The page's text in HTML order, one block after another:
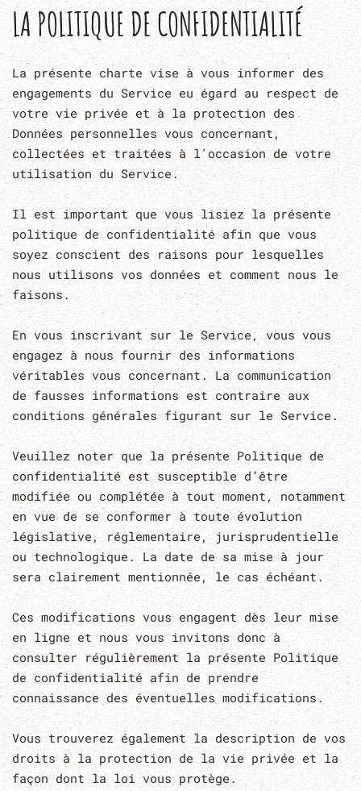
LA POLITIQUE DE CONFIDENTIALITÉ
La présente charte vise à vous informer des
engagements du Service eu égard au respect de
votre vie privée et à la protection des
Données personnelles vous concernant,
collectées et traitées à l'occasion de votre
utilisation du Service.
Il est important que vous lisiez la présente
politique de confidentialité afin que vous
soyez conscient des raisons pour lesquelles
nous utilisons vos données et comment nous le
faisons.
En vous inscrivant sur le Service, vous vous
engagez à nous fournir des informations
véritables vous concernant. La communication
de fausses informations est contraire aux
conditions générales figurant sur le Service.
Veuillez noter que la présente Politique de
confidentialité est susceptible d’être
modifiée ou complétée à tout moment, notamment
en vue de se conformer à toute évolution
législative, réglementaire, jurisprudentielle
ou technologique. La date de sa mise à jour
sera clairement mentionnée, le cas échéant.
Ces modifications vous engagent dès leur mise
en ligne et nous vous invitons donc à
consulter régulièrement la présente Politique
de confidentialité afin de prendre
connaissance des éventuelles modifications.
Vous trouverez également la description de vos
droits à la protection de la vie privée et la
façon dont la loi vous protège.